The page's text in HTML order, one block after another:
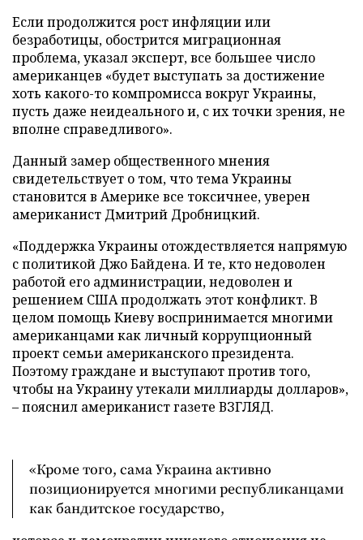
Если продолжится рост инфляции или
безработицы, обострится миграционная
проблема, указал эксперт, все большее число
американцев «будет выступать за достижение
хоть какого-то компромисса вокруг Украины,
пусть даже неидеального и, с их точки зрения, не
вполне справедливого».
Данный замер общественного мнения
свидетельствует о том, что тема Украины
становится в Америке все токсичнее, уверен
американист Дмитрий Дробницкий.
«Поддержка Украины отождествляется напрямую
с политикой Джо Байдена. И те, кто недоволен
работой его администрации, недоволен и
решением США продолжать этот конфликт. В
целом помощь Киеву воспринимается многими
американцами как личный коррупционный
проект семьи американского президента.
Поэтому граждане и выступают против того,
чтобы на Украину утекали миллиарды долларов»,
– пояснил американист газете ВЗГЛЯД.
«Кроме того, сама Украина активно
позиционируется многими республиканцами
как бандитское государство,